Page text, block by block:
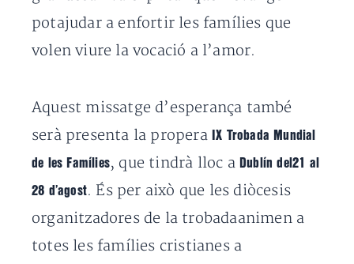
potajudar a enfortir les famílies que
volen viure la vocació a l’amor.
Aquest missatge d’esperança també
serà presenta la propera
IX Trobada Mundial
de les Famílies, que tindrà lloc a Dublín del21 al
28 d’agost. És per això que les diòcesis
organitzadores de la trobadaanimen a
totes les famílies cristianes a